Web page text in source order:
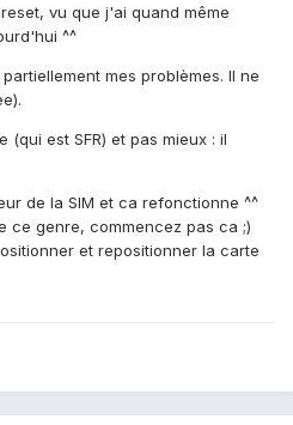
vu que j'ai quand même
^^
mes problèmes. Il ne
est SFR) et pas mieux : il
de la SIM et ca refonctionne ^^
ce genre, commencez pas ca ;)
et repositionner la carte